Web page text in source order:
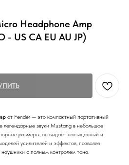
Headphone Amp
- US CA EU AU JP)
от Fender — это компактный портативный
легендарные звуки Mustang в небольшое
размеры, он выдаёт насыщенный и
усилителей и эффектов, позволяя
наушники с полным контролем тона.